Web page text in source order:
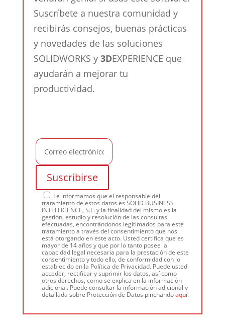
Suscríbete a nuestra comunidad y
recibirás consejos, buenas prácticas
y novedades de las soluciones
SOLIDWORKS y3DEXPERIENCE que
ayudarán a mejorar tu
productividad.
Le informamos que el responsable del
tratamiento de estos datos es SOLID BUSINESS
INTELLIGENCE, S.L. y la finalidad del mismo es la
gestión, estudio y resolución de las consultas
efectuadas, encontrándonos legitimados para este
tratamiento a través del consentimiento que nos
está otorgando en este acto. Usted certifica que es
mayor de 14 años y que por lo tanto posee la
capacidad legal necesaria para la prestación de este
consentimiento y todo ello, de conformidad con lo
establecido en la Política de Privacidad. Puede usted
acceder, rectificar y suprimir los datos, así como
otros derechos, como se explica en la información
adicional. Puede consultar la información adicional y
detallada sobre Protección de Datos pinchandoaquí.